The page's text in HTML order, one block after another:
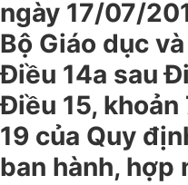
ngày 17/07/
Bộ Giáo dục
Điều 14a sau
Điều 15,
19 của Quy
ban hành, hợp